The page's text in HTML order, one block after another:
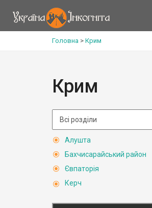
Головна > Крим
Крим
Алушта
Бахчисарайський район
Євпаторія
Керч